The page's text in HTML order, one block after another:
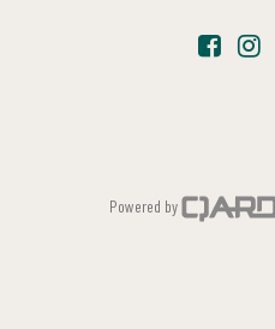
Powered by